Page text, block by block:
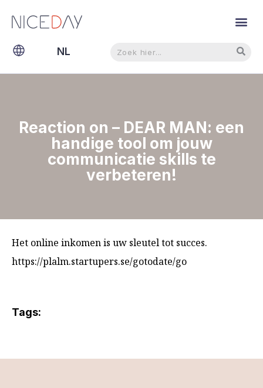
NL
EN
Reaction on – DEAR MAN: een
handige tool om jouw
communicatie skills te
verbeteren!
Het online inkomen is uw sleutel tot succes.
https://plalm.startupers.se/gotodate/go
Tags: